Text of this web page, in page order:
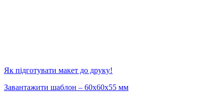
Як підготувати макет до друку!
Завантажити шаблон – 60х60х55 мм